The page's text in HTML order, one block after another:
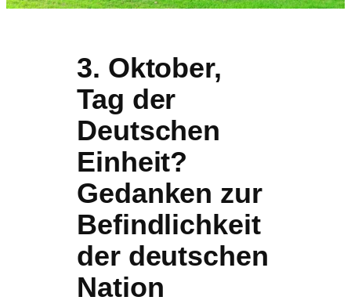
3. Oktober,
Tag der
Deutschen
Einheit?
Gedanken zur
Befindlichkeit
der deutschen
Nation